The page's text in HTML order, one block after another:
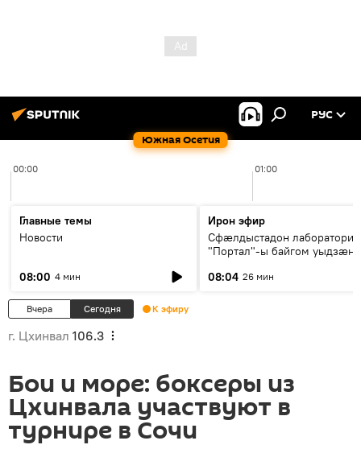
Южная Осетия
РУС
00:00 01:00
Главные темы
Новости
08:00 4 мин
Ирон эфир
Сфæлдыстадон лаборатори
"Портал"-ы байгом уыдзæн
Æхсары куыстыты равдыст
08:04 26 мин
Вчера Сегодня К эфиру
г. Цхинвал 106.3
Бои и море: боксеры из
Цхинвала участвуют в
турнире в Сочи